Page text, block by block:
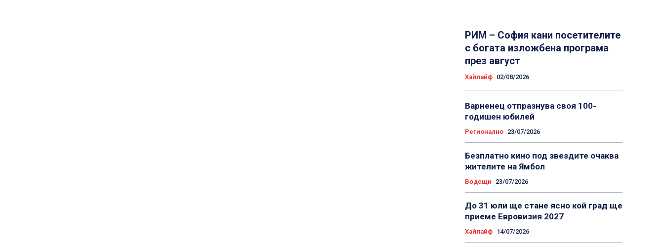
РИМ – София кани посетителите
с богата изложбена програма
през август
Хайлайф 02/08/2026
Варненец отпразнува своя 100-
годишен юбилей
Регионално 23/07/2026
Безплатно кино под звездите очаква
жителите на Ямбол
Водещи 23/07/2026
До 31 юли ще стане ясно кой град ще
приеме Евровизия 2027
Хайлайф 14/07/2026